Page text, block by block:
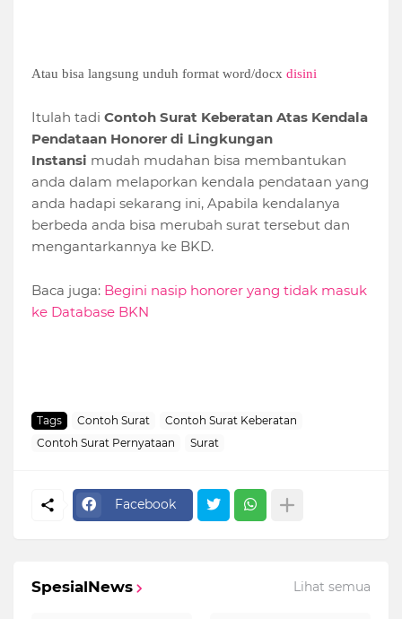
Atau bisa langsung unduh format word/docx disini
Itulah tadi Contoh Surat Keberatan Atas Kendala
Pendataan Honorer di Lingkungan
Instansi mudah mudahan bisa membantukan
anda dalam melaporkan kendala pendataan yang
anda hadapi sekarang ini, Apabila kendalanya
berbeda anda bisa merubah surat tersebut dan
mengantarkannya ke BKD.
Baca juga: Begini nasip honorer yang tidak masuk
ke Database BKN
Tags Contoh Surat
Contoh Surat Keberatan
Contoh Surat Pernyataan
Surat
Facebook
SpesialNews Lihat semua